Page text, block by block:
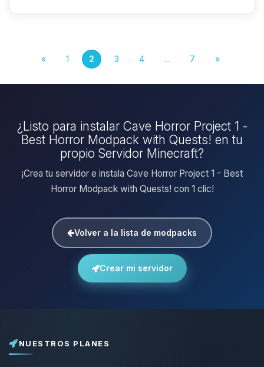
« 1 2 3 4 ... 7 »
¿Listo para instalar Cave Horror Project 1 -
Best Horror Modpack with Quests! en tu
propio Servidor Minecraft?
¡Crea tu servidor e instala Cave Horror Project 1 - Best
Horror Modpack with Quests! con 1 clic!
Volver a la lista de modpacks
Crear mi servidor
NUESTROS PLANES